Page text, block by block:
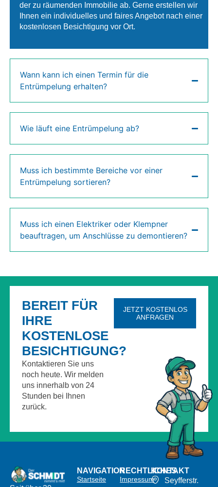
der zu räumenden Immobilie ab. Gerne erstellen wir
Ihnen ein individuelles und faires Angebot nach einer
kostenlosen Besichtigung vor Ort.
Wann kann ich einen Termin für die
Entrümpelung erhalten?
Wie läuft eine Entrümpelung ab?
Muss ich bestimmte Bereiche vor einer
Entrümpelung sortieren?
Muss ich einen Elektriker oder Klempner
beauftragen, um Anschlüsse zu demontieren?
BEREIT FÜR
IHRE
KOSTENLOSE
BESICHTIGUNG?
Kontaktieren Sie uns
noch heute. Wir melden
uns innerhalb von 24
Stunden bei Ihnen
zurück.
JETZT KOSTENLOS
ANFRAGEN
NAVIGATION
Startseite
RECHTLICHES
Impressum
KONTAKT
Seyfferstr.